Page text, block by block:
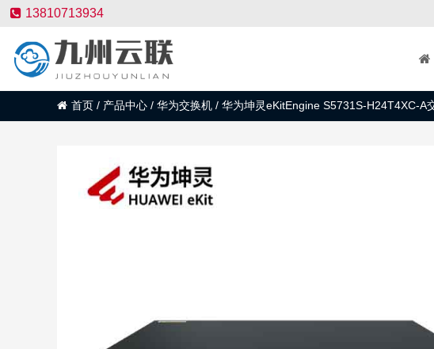
13810713934
首页 / 产品中心 / 华为交换机 / 华为坤灵eKitEngine S5731S-H24T4XC-A